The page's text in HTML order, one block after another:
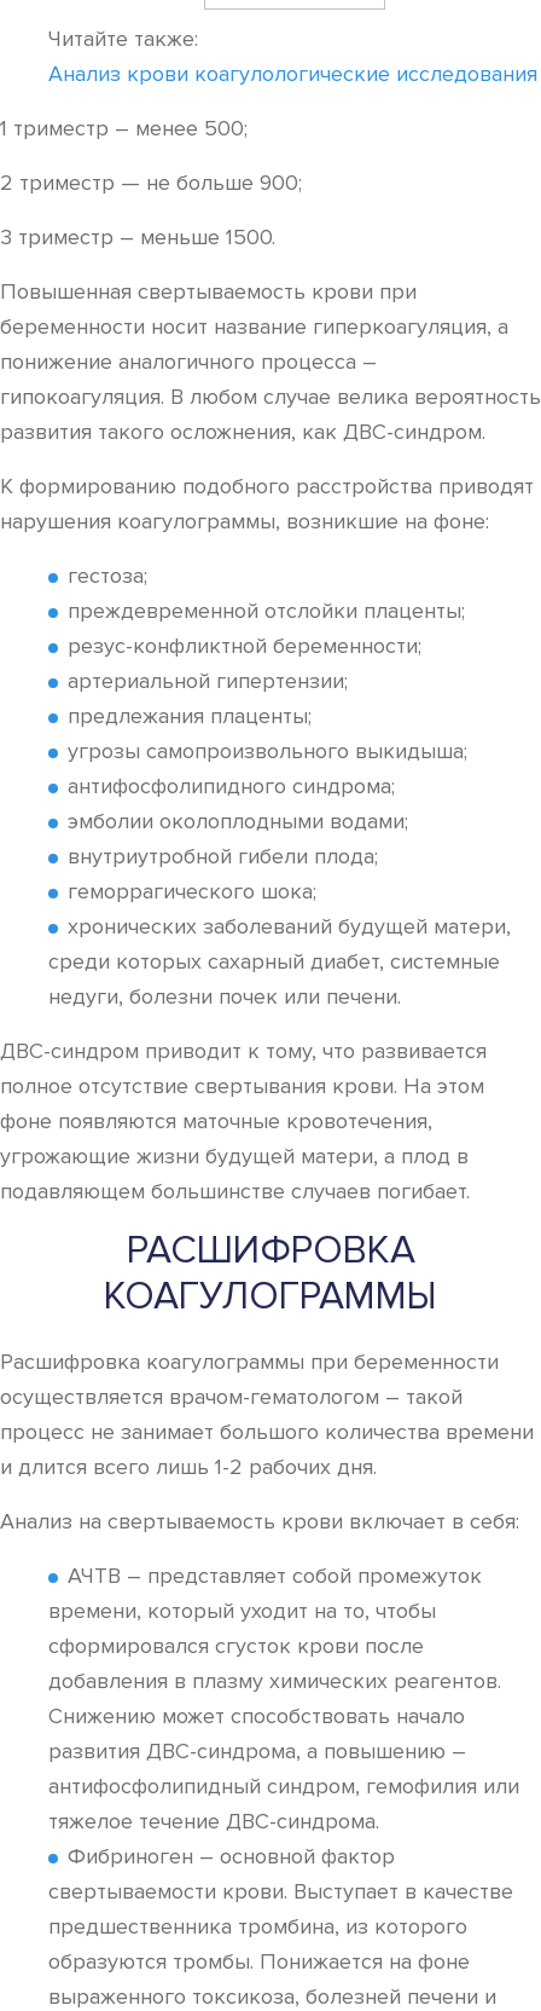
Читайте также:
Анализ крови коагулологические исследования
1 триместр – менее 500;
2 триместр — не больше 900;
3 триместр – меньше 1500.
Повышенная свертываемость крови при
беременности носит название гиперкоагуляция, а
понижение аналогичного процесса –
гипокоагуляция. В любом случае велика вероятность
развития такого осложнения, как ДВС-синдром.
К формированию подобного расстройства приводят
нарушения коагулограммы, возникшие на фоне:
гестоза;
преждевременной отслойки плаценты;
резус-конфликтной беременности;
артериальной гипертензии;
предлежания плаценты;
угрозы самопроизвольного выкидыша;
антифосфолипидного синдрома;
эмболии околоплодными водами;
внутриутробной гибели плода;
геморрагического шока;
хронических заболеваний будущей матери,
среди которых сахарный диабет, системные
недуги, болезни почек или печени.
ДВС-синдром приводит к тому, что развивается
полное отсутствие свертывания крови. На этом
фоне появляются маточные кровотечения,
угрожающие жизни будущей матери, а плод в
подавляющем большинстве случаев погибает.
РАСШИФРОВКА
КОАГУЛОГРАММЫ
Расшифровка коагулограммы при беременности
осуществляется врачом-гематологом – такой
процесс не занимает большого количества времени
и длится всего лишь 1-2 рабочих дня.
Анализ на свертываемость крови включает в себя:
АЧТВ – представляет собой промежуток
времени, который уходит на то, чтобы
сформировался сгусток крови после
добавления в плазму химических реагентов.
Снижению может способствовать начало
развития ДВС-синдрома, а повышению –
антифосфолипидный синдром, гемофилия или
тяжелое течение ДВС-синдрома.
Фибриноген – основной фактор
свертываемости крови. Выступает в качестве
предшественника тромбина, из которого
образуются тромбы. Понижается на фоне
выраженного токсикоза, болезней печени и